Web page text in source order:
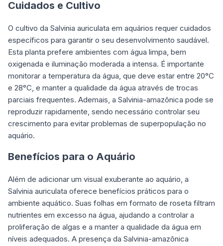
Cuidados e Cultivo
O cultivo da Salvinia auriculata em aquários requer cuidados
específicos para garantir o seu desenvolvimento saudável.
Esta planta prefere ambientes com água limpa, bem
oxigenada e iluminação moderada a intensa. É importante
monitorar a temperatura da água, que deve estar entre 20°C
e 28°C, e manter a qualidade da água através de trocas
parciais frequentes. Ademais, a Salvinia-amazônica pode se
reproduzir rapidamente, sendo necessário controlar seu
crescimento para evitar problemas de superpopulação no
aquário.
Benefícios para o Aquário
Além de adicionar um visual exuberante ao aquário, a
Salvinia auriculata oferece benefícios práticos para o
ambiente aquático. Suas folhas em formato de roseta filtram
nutrientes em excesso na água, ajudando a controlar a
proliferação de algas e a manter a qualidade da água em
níveis adequados. A presença da Salvinia-amazônica